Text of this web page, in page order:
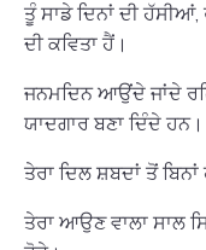
ਤੂੰ ਸਾਡੇ ਦਿਨਾਂ ਦੀ
ਦੀ ਕਵਿਤਾ ਹੈਂ।
ਜਨਮਦਿਨ ਆਉਂਦੇ ਜਾਂਦੇ
ਯਾਦਗਾਰ ਬਣਾ ਦਿੰਦੇ ਹਨ।
ਤੇਰਾ ਦਿਲ ਸ਼ਬਦਾਂ ਤੋਂ
ਤੇਰਾ ਆਉਣ ਵਾਲਾ ਸਾਲ